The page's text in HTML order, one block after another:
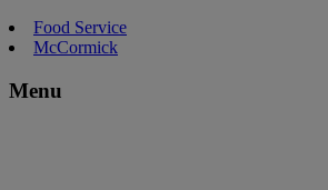
Food Service
McCormick
Menu